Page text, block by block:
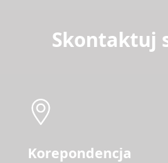
Skontaktuj
Korepondencja